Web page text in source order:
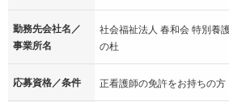
勤務先会社名／
事業所名
社会福祉法人 春和会 特別養
の杜
応募資格／条件 正看護師の免許をお持ちの方